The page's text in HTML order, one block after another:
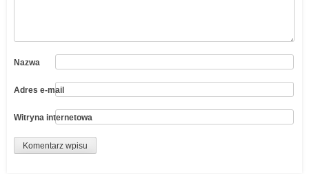
Nazwa
Adres e-mail
Witryna internetowa